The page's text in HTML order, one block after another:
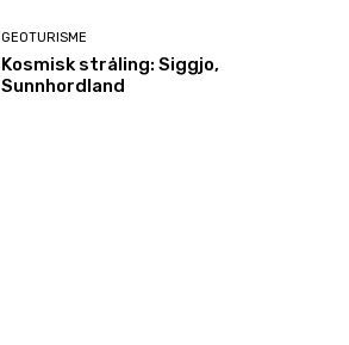
GEOTURISME
Kosmisk stråling: Siggjo,
Sunnhordland